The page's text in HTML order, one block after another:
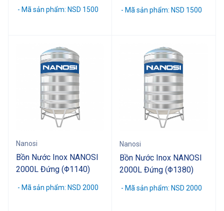
- Mã sản phẩm: NSD 1500 - Mã sản phẩm: NSD 1500
Nanosi
Bồn Nước Inox NANOSI
2000L Đứng (Φ1140)
- Mã sản phẩm: NSD 2000
Nanosi
Bồn Nước Inox NANOSI
2000L Đứng (Φ1380)
- Mã sản phẩm: NSD 2000